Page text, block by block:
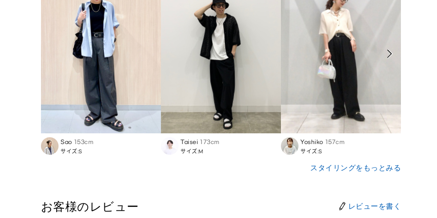
Sao 153cm
サイズ:S
Taisei 173cm
サイズ:M
Yoshiko 157cm
サイズ:S
スタイリングをもっとみる
お客様のレビュー レビューを書く